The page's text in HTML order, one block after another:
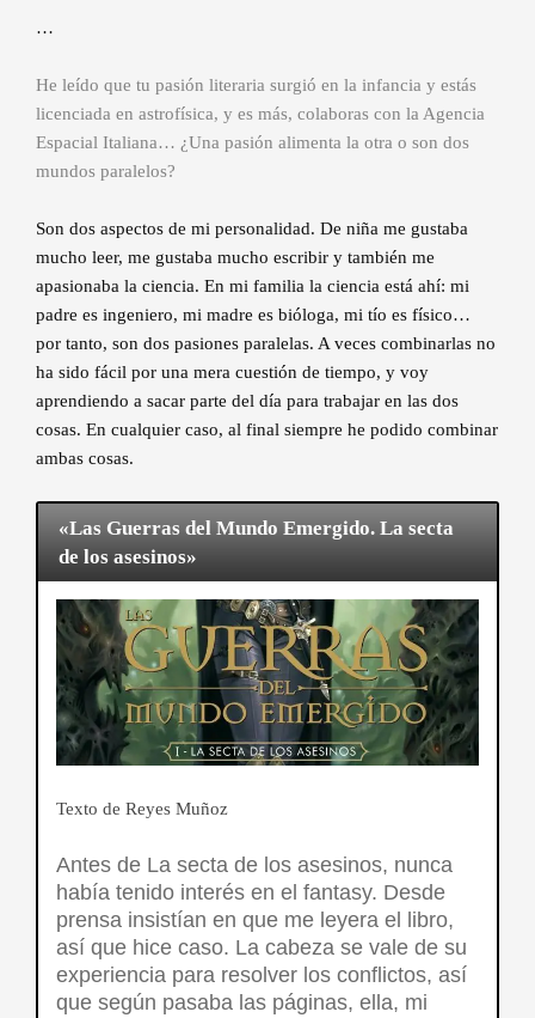
…
He leído que tu pasión literaria surgió en la infancia y estás
licenciada en astrofísica, y es más, colaboras con la Agencia
Espacial Italiana… ¿Una pasión alimenta la otra o son dos
mundos paralelos?
Son dos aspectos de mi personalidad. De niña me gustaba
mucho leer, me gustaba mucho escribir y también me
apasionaba la ciencia. En mi familia la ciencia está ahí: mi
padre es ingeniero, mi madre es bióloga, mi tío es físico…
por tanto, son dos pasiones paralelas. A veces combinarlas no
ha sido fácil por una mera cuestión de tiempo, y voy
aprendiendo a sacar parte del día para trabajar en las dos
cosas. En cualquier caso, al final siempre he podido combinar
ambas cosas.
«Las Guerras del Mundo Emergido. La secta
de los asesinos»
Texto de Reyes Muñoz
Antes de La secta de los asesinos, nunca
había tenido interés en el fantasy. Desde
prensa insistían en que me leyera el libro,
así que hice caso. La cabeza se vale de su
experiencia para resolver los conflictos, así
que según pasaba las páginas, ella, mi